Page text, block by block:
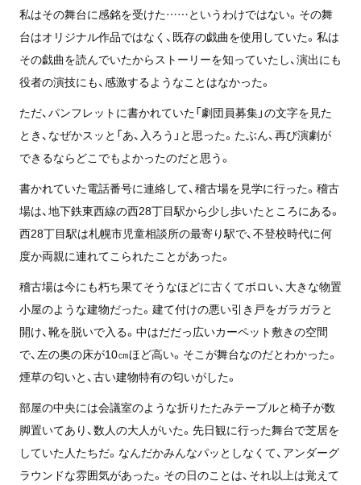
私はその舞台に感銘を受けた……というわけではない。その舞
台はオリジナル作品ではなく、既存の戯曲を使用していた。私は
その戯曲を読んでいたからストーリーを知っていたし、演出にも
役者の演技にも、感激するようなことはなかった。
ただ、パンフレットに書かれていた「劇団員募集」の文字を見た
とき、なぜかスッと「あ、入ろう」と思った。たぶん、再び演劇が
できるならどこでもよかったのだと思う。
書かれていた電話番号に連絡して、稽古場を見学に行った。稽古
場は、地下鉄東西線の西28丁目駅から少し歩いたところにある。
西28丁目駅は札幌市児童相談所の最寄り駅で、不登校時代に何
度か両親に連れてこられたことがあった。
稽古場は今にも朽ち果てそうなほどに古くてボロい、大きな物置
小屋のような建物だった。建て付けの悪い引き戸をガラガラと
開け、靴を脱いで入る。中はだだっ広いカーペット敷きの空間
で、左の奥の床が10㎝ほど高い。そこが舞台なのだとわかった。
煙草の匂いと、古い建物特有の匂いがした。
部屋の中央には会議室のような折りたたみテーブルと椅子が数
脚置いてあり、数人の大人がいた。先日観に行った舞台で芝居を
していた人たちだ。なんだかみんなパッとしなくて、アンダーグ
ラウンドな雰囲気があった。その日のことは、それ以上は覚えて